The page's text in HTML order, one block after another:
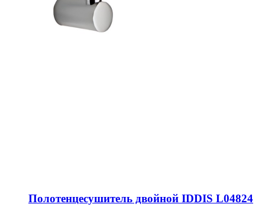
Полотенцесушитель двойной IDDIS L04824